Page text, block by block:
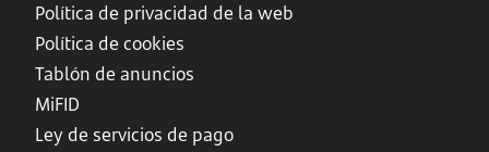
Política de privacidad de la web
Política de cookies
Tablón de anuncios
MiFID
Ley de servicios de pago